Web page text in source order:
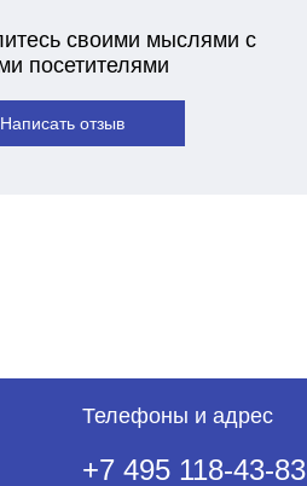
своими мыслями с
посетителями
Написать отзыв
Телефоны и адрес
+7 495 118-43-83